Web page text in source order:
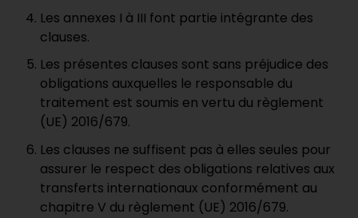
Les annexes I à III font partie intégrante des
clauses.
Les présentes clauses sont sans préjudice des
obligations auxquelles le responsable du
traitement est soumis en vertu du règlement
(UE) 2016/679.
Les clauses ne suffisent pas à elles seules pour
assurer le respect des obligations relatives aux
transferts internationaux conformément au
chapitre V du règlement (UE) 2016/679.